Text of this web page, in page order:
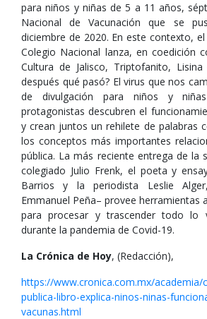
para niños y niñas de 5 a 11 años,
Nacional de Vacunación que se
diciembre de 2020. En este contexto,
Colegio Nacional lanza, en coedición
Cultura de Jalisco, Triptofanito,
después qué pasó? El virus que nos
de divulgación para niños y
protagonistas descubren el
y crean juntos un rehilete de palabras
los conceptos más importantes
pública. La más reciente entrega de la
colegiado Julio Frenk, el poeta y
Barrios y la periodista Leslie
Emmanuel Peña– provee herramientas
para procesar y trascender todo lo
durante la pandemia de Covid-19.
La Crónica de Hoy, (Redacción),
https://www.cronica.com.mx/academia/
publica-libro-explica-ninos-ninas-
vacunas.html